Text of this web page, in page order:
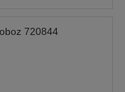
720844